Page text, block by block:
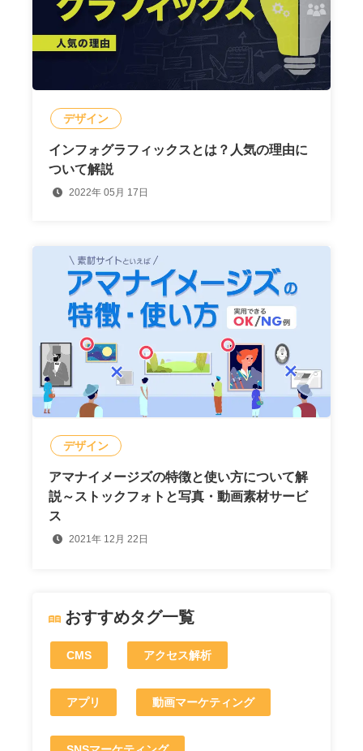
デザイン
インフォグラフィックスとは？人気の理由に
ついて解説
2022年 05月 17日
デザイン
アマナイメージズの特徴と使い方について解
説～ストックフォトと写真・動画素材サービ
ス
2021年 12月 22日
おすすめタグ一覧
CMS アクセス解析
アプリ 動画マーケティング